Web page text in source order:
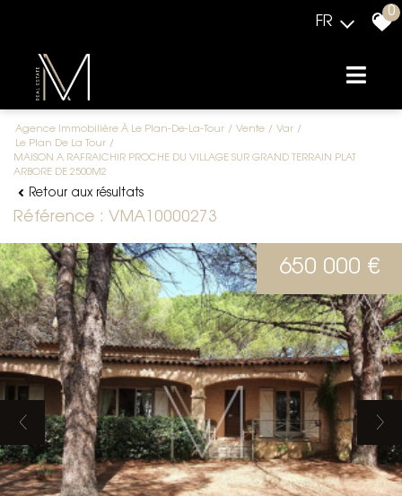
FR
0
Agence Immobilière À Le Plan-De-La-Tour Vente
Var
Le Plan De La Tour
MAISON A RAFRAICHIR PROCHE DU VILLAGE SUR GRAND TERRAIN PLAT
ARBORE DE 2500M2
Retour aux résultats
Référence : VMA10000273
650 000 €